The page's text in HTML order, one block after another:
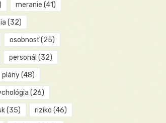
meranie (41)
(32)
osobnosť(25)
personál (32)
plány(48)
(26)
(35) riziko (46)